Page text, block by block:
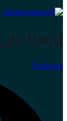
تابعنا على
Facebook